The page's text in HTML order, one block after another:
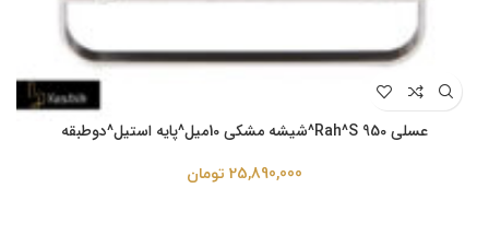
عسلی Rah^S 950^شیشه مشکی 10میل^پایه استیل^دوطبقه
25,890,000 تومان